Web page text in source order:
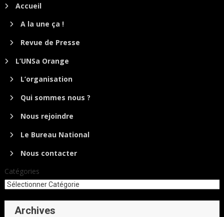
Accueil
A la une ça !
Revue de Presse
L’UNSa Orange
L’organisation
Qui sommes nous ?
Nous rejoindre
Le Bureau National
Nous contacter
Catégories
Archives